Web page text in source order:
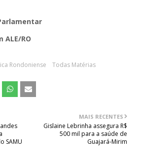
ALE/RO
Rondoniense Todas Matérias
MAIS RECENTES
Gislaine Lebrinha assegura R$
500 mil para a saúde de
Guajará-Mirim
SAMU